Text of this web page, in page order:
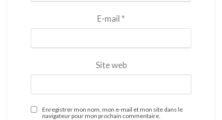
E-mail *
Site web
Enregistrer mon nom, mon e-mail et mon site dans le
navigateur pour mon prochain commentaire.